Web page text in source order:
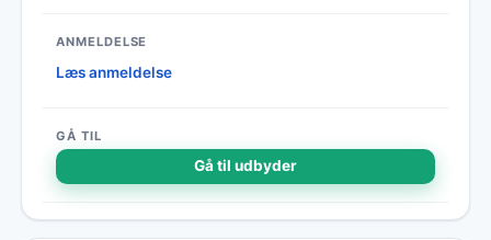
Læs anmeldelse
Gå til udbyder